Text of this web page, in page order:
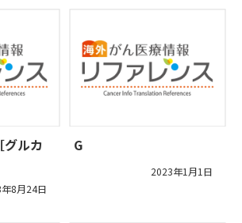
ルカ
8月24日
G
2023年1月1日